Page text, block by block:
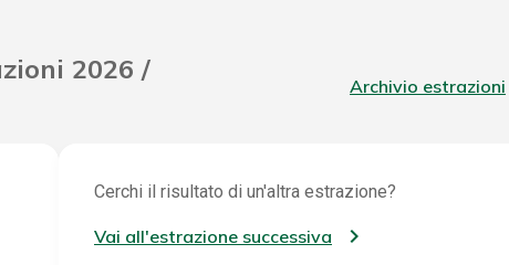
2026 /
Archivio estrazioni
Cerchi il risultato di un'altra estrazione?
Vai all'estrazione successiva